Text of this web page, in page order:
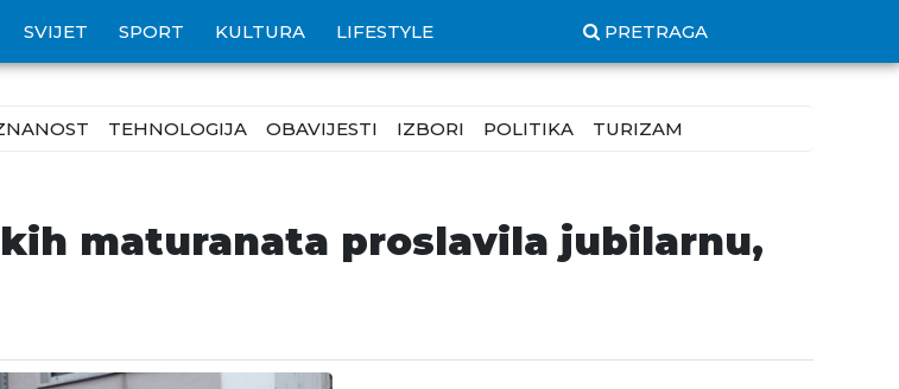
SVIJET SPORT KULTURA LIFESTYLE PRETRAGA
TEHNOLOGIJA OBAVIJESTI IZBORI POLITIKA TURIZAM
maturanata proslavila jubilarnu,